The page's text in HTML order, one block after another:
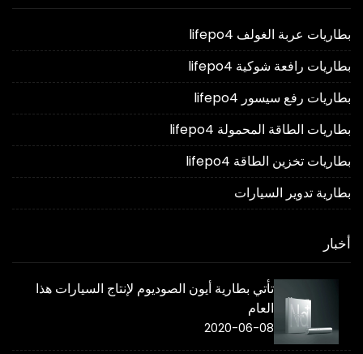
بطاريات عربة الغولف lifepo4
بطاريات رافعة شوكية lifepo4
بطاريات رفع سيسور lifepo4
بطاريات الطاقة المحمولة lifepo4
بطاريات تخزين الطاقة lifepo4
بطارية تدوير السيارات
أخبار
تأتي بطارية أيون الصوديوم لإنتاج السيارات هذا
العام
2020-06-08